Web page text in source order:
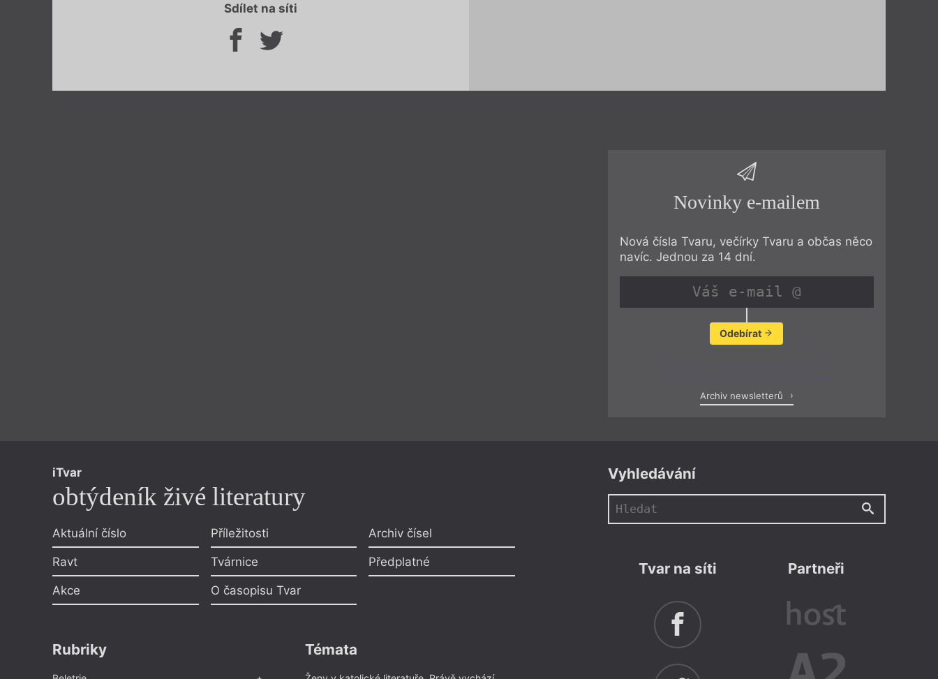
Sdílet na síti
Novinky e-mailem
Nová čísla Tvaru, večírky Tvaru a občas něco
navíc. Jednou za 14 dní.
Odebírat
Archiv newsletterů
iTvar
obtýdeník živé literatury
Aktuální číslo
Ravt
Akce
Příležitosti
Tvárnice
O časopisu Tvar
Archiv čísel
Předplatné
Rubriky Témata
Vyhledávání
Tvar na síti Partneři